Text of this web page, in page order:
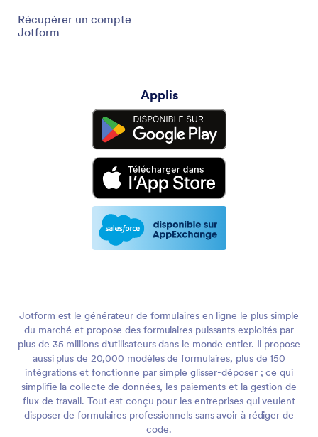
Récupérer un compte
Jotform
Applis
Jotform est le générateur de formulaires en ligne le plus simple
du marché et propose des formulaires puissants exploités par
plus de 35 millions d'utilisateurs dans le monde entier. Il propose
aussi plus de 20,000 modèles de formulaires, plus de 150
intégrations et fonctionne par simple glisser-déposer ; ce qui
simplifie la collecte de données, les paiements et la gestion de
flux de travail. Tout est conçu pour les entreprises qui veulent
disposer de formulaires professionnels sans avoir à rédiger de
code.